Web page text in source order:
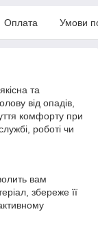
Оплата Умови
та
від опадів,
комфорту при
роботі чи
вам
збереже її